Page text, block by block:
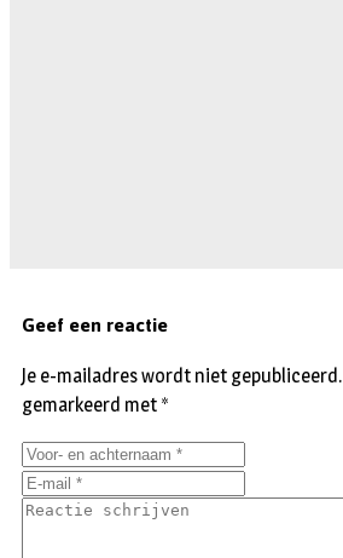
Geef een reactie
Je e-mailadres wordt niet gepubliceerd.
gemarkeerd met *